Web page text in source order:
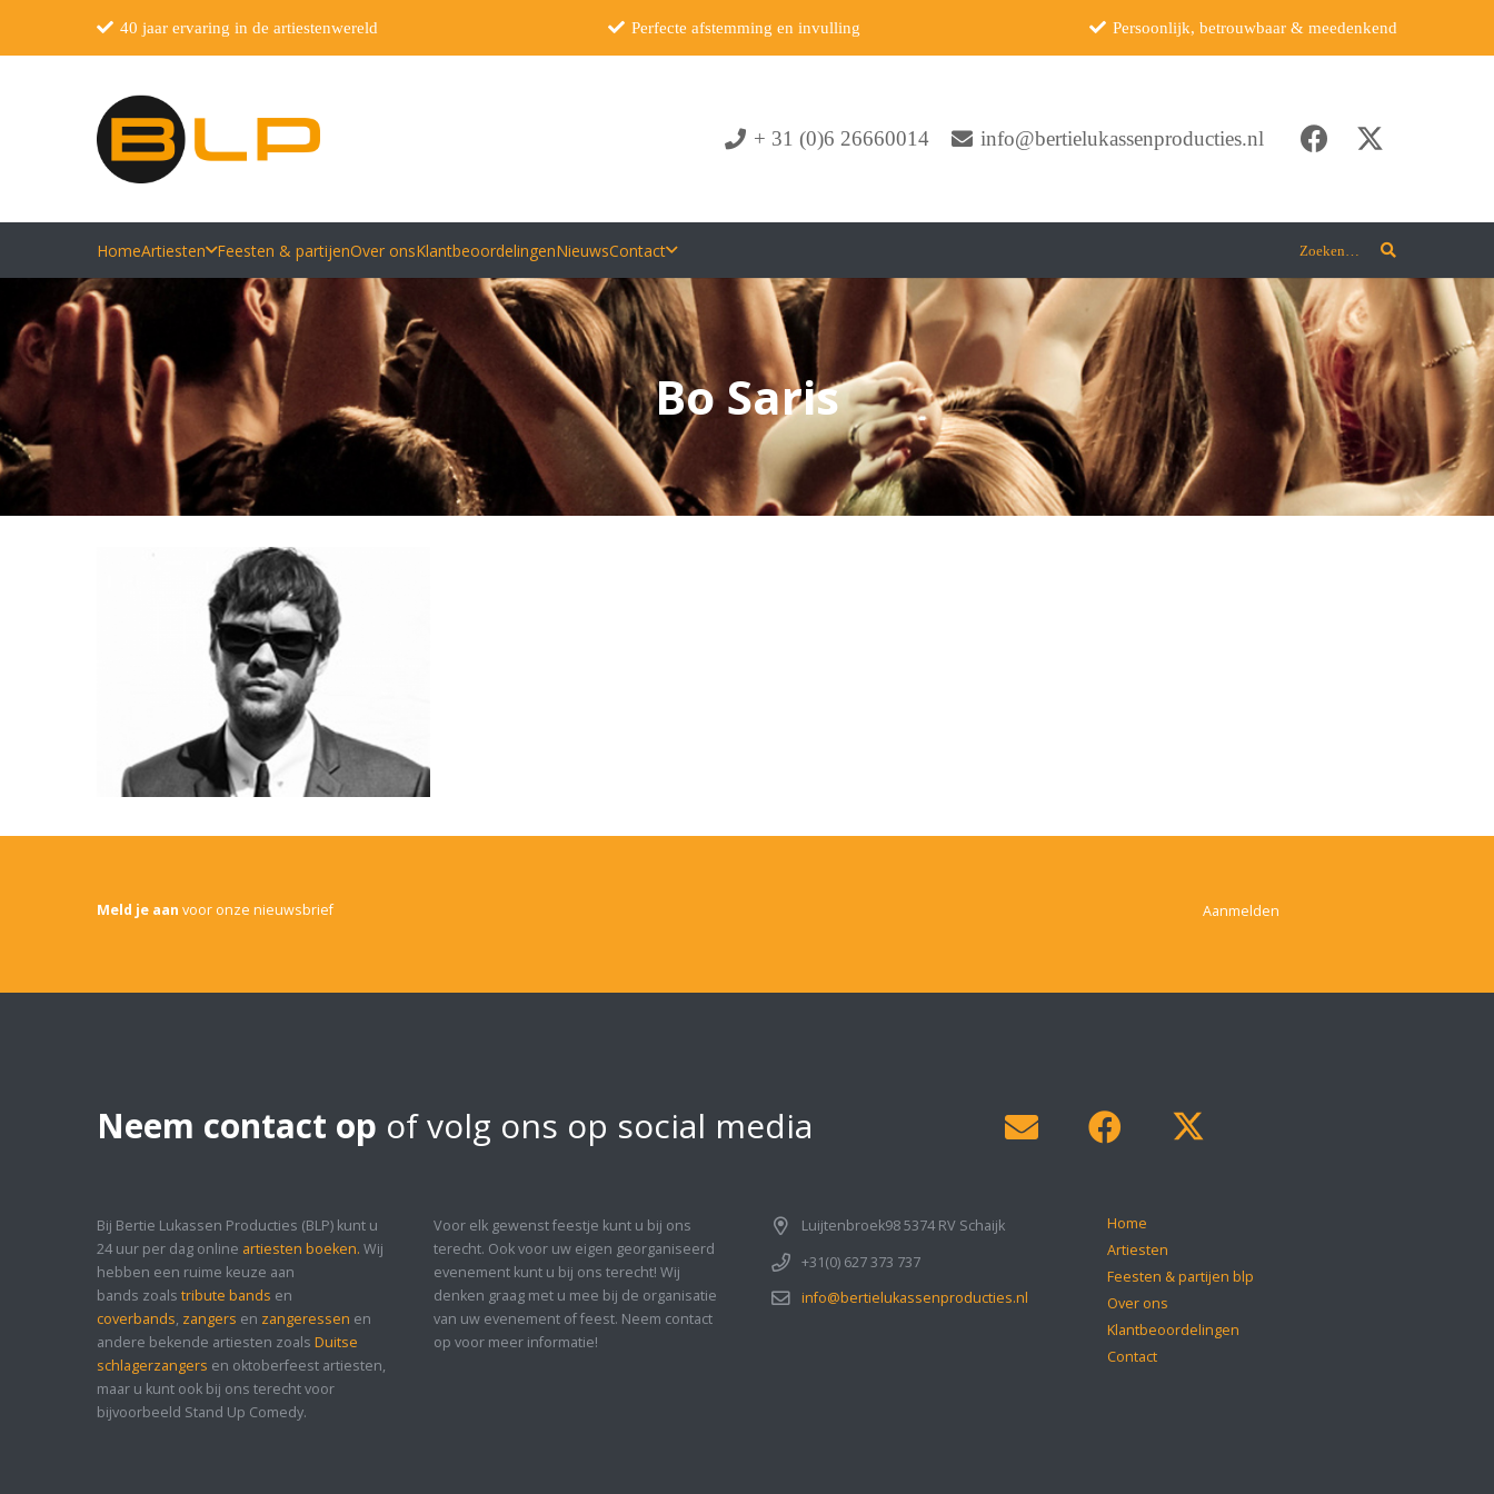
40 jaar ervaring in de artiestenwereld Perfecte afstemming en invulling Persoonlijk, betrouwbaar & meedenkend
+ 31 (0)6 26660014 info@bertielukassenproducties.nl
HomeArtiesten Feesten & partijenOver onsKlantbeoordelingenNieuwsContact Zoeken…
Bo Saris
Meld je aan voor onze nieuwsbrief Aanmelden
Neem contact op of volg ons op social media
Bij Bertie Lukassen Producties (BLP) kunt u
24 uur per dag online artiesten boeken. Wij
hebben een ruime keuze aan
bands zoals tribute bands en
coverbands, zangers en zangeressen en
andere bekende artiesten zoals Duitse
schlagerzangers en oktoberfeest artiesten,
maar u kunt ook bij ons terecht voor
bijvoorbeeld Stand Up Comedy.
Voor elk gewenst feestje kunt u bij ons
terecht. Ook voor uw eigen georganiseerd
evenement kunt u bij ons terecht! Wij
denken graag met u mee bij de organisatie
van uw evenement of feest. Neem contact
op voor meer informatie!
Luijtenbroek98 5374 RV Schaijk
+31(0) 627 373 737
info@bertielukassenproducties.nl
Home
Artiesten
Feesten & partijen blp
Over ons
Klantbeoordelingen
Contact